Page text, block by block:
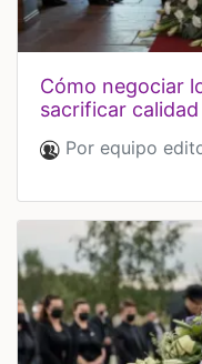
cómo negociar los costos de un funeral sin
sacrificar calidad
Por equipo